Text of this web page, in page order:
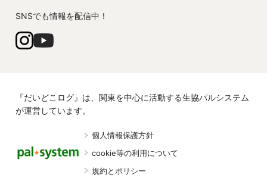
SNSでも情報を配信中！
『だいどこログ』は、関東を中心に活動する生協パルシステム
が運営しています。
個人情報保護方針
cookie等の利用について
規約とポリシー